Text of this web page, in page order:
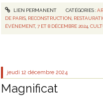
LIEN PERMANENT CATÉGORIES :
DE PARIS RECONSTRUCTION
ÉVÉNEMENT,7 ET 8 DÉCEMBRE 2024 ,
jeudi 12 décembre 2024
Magnificat